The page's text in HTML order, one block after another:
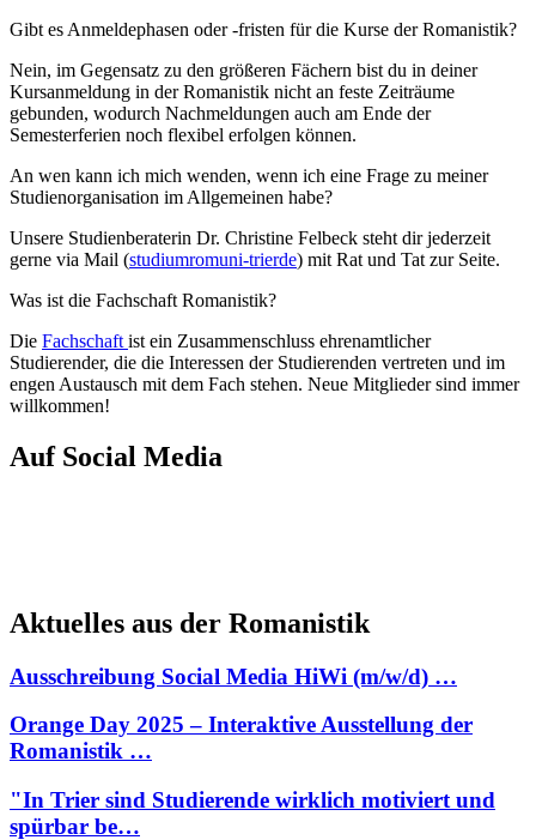
Gibt es Anmeldephasen oder -fristen für die Kurse der Romanistik?
Nein, im Gegensatz zu den größeren Fächern bist du in deiner
Kursanmeldung in der Romanistik nicht an feste Zeiträume
gebunden, wodurch Nachmeldungen auch am Ende der
Semesterferien noch flexibel erfolgen können.
An wen kann ich mich wenden, wenn ich eine Frage zu meiner
Studienorganisation im Allgemeinen habe?
Unsere Studienberaterin Dr. Christine Felbeck steht dir jederzeit
gerne via Mail (studiumromuni-trierde) mit Rat und Tat zur Seite.
Was ist die Fachschaft Romanistik?
Die Fachschaft ist ein Zusammenschluss ehrenamtlicher
Studierender, die die Interessen der Studierenden vertreten und im
engen Austausch mit dem Fach stehen. Neue Mitglieder sind immer
willkommen!
Auf Social Media
Aktuelles aus der Romanistik
Ausschreibung Social Media HiWi (m/w/d) …
Orange Day 2025 – Interaktive Ausstellung der
Romanistik …
"In Trier sind Studierende wirklich motiviert und
spürbar be…